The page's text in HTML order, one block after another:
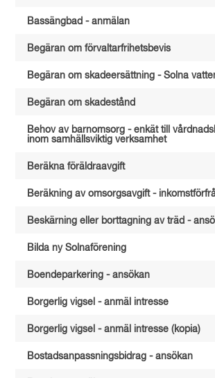
Bassängbad - anmälan
Begäran om förvaltarfrihetsbevis
Begäran om skadeersättning - Solna
Begäran om skadestånd
Behov av barnomsorg - enkät till
inom samhällsviktig verksamhet
Beräkna föräldraavgift
Beräkning av omsorgsavgift -
Beskärning eller borttagning av träd -
Bilda ny Solnaförening
Boendeparkering - ansökan
Borgerlig vigsel - anmäl intresse
Borgerlig vigsel - anmäl intresse (kopia)
Bostadsanpassningsbidrag - ansökan